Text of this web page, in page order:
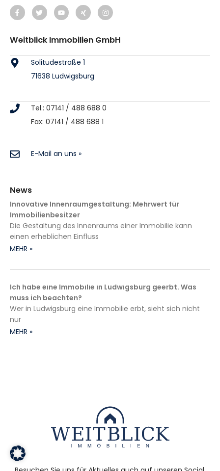
Weitblick Immobilien GmbH
Solitudestraße 1
71638 Ludwigsburg
Tel.: 07141 / 488 688 0
Fax: 07141 / 488 688 1
E-Mail an uns »
News
Innovative Innenraumgestaltung: Mehrwert für
Immobilienbesitzer
Die Gestaltung des Innenraums einer Immobilie kann
einen erheblichen Einfluss
MEHR »
Ich habe eine Immobilie in Ludwigsburg geerbt. Was
muss ich beachten?
Wer in Ludwigsburg eine Immobilie erbt, sieht sich nicht
nur
MEHR »